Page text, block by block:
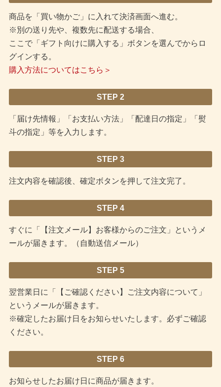
商品を「買い物かご」に入れて決済画面へ進む。
※別の送り先や、複数先に配送する場合、
ここで「ギフト向けに購入する」ボタンを選んでからロ
グインする。
購入方法についてはこちら＞
STEP 2
「届け先情報」「お支払い方法」「配達日の指定」「熨
斗の指定」等を入力します。
STEP 3
注文内容を確認後、確定ボタンを押して注文完了。
STEP 4
すぐに「【注文メール】お客様からのご注文」というメ
ールが届きます。（自動送信メール）
STEP 5
翌営業日に「【ご確認ください】ご注文内容について」
というメールが届きます。
※確定したお届け日をお知らせいたします。必ずご確認
ください。
STEP 6
お知らせしたお届け日に商品が届きます。